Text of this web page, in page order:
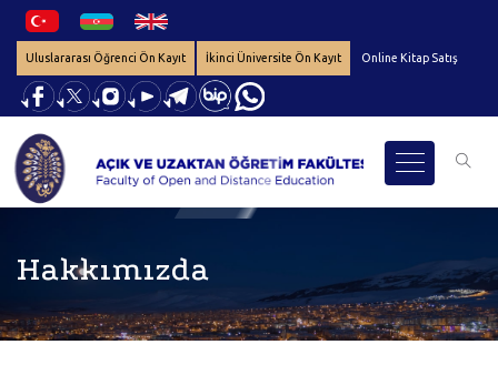
Uluslararası Öğrenci Ön Kayıt İkinci Üniversite Ön Kayıt Online Kitap Satış
Hakkımızda